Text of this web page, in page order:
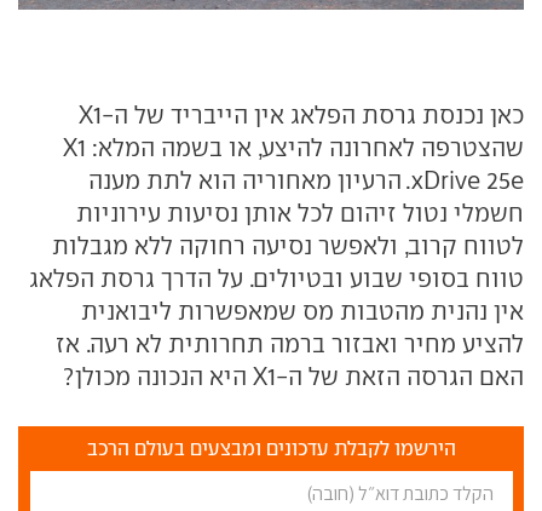
כאן נכנסת גרסת הפלאג אין הייבריד של ה-X1
שהצטרפה לאחרונה להיצע, או בשמה המלא: X1
xDrive 25e. הרעיון מאחוריה הוא לתת מענה
חשמלי נטול זיהום לכל אותן נסיעות עירוניות
לטווח קרוב, ולאפשר נסיעה רחוקה ללא מגבלות
טווח בסופי שבוע ובטיולים. על הדרך גרסת הפלאג
אין נהנית מהטבות מס שמאפשרות ליבואנית
להציע מחיר ואבזור ברמה תחרותית לא רעה. אז
האם הגרסה הזאת של ה-X1 היא הנכונה מכולן?
הירשמו לקבלת עדכונים ומבצעים בעולם הרכב